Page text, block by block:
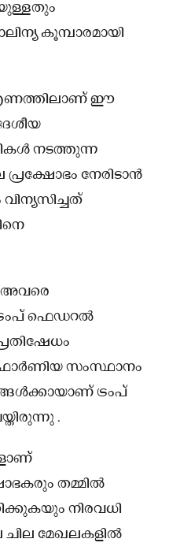
കൂമ്പാരമായി
ഈ
നടത്തുന്ന
നേരിടാൻ
അവരെ
ഫെഡറൽ
സംസ്ഥാനം
ട്രംപ്
.
തമ്മിൽ
നിരവധി
മേഖലകളിൽ